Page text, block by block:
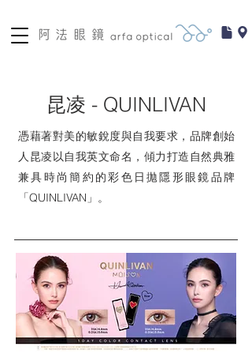
昆凌 - QUINLIVAN
憑藉著對美的敏銳度與自我要求，品牌創始
人昆凌以自我英文命名，傾力打造自然典雅
兼具時尚簡約的彩色日拋隱形眼鏡品牌
「QUINLIVAN」。